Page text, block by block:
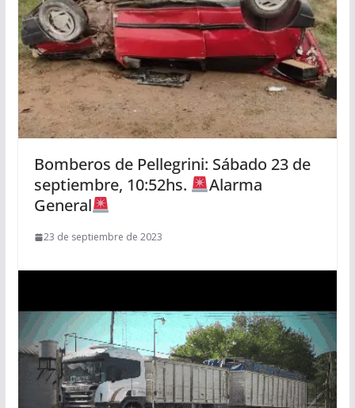
Bomberos de Pellegrini: Sábado 23 de
septiembre, 10:52hs.
Alarma
General
23 de septiembre de 2023